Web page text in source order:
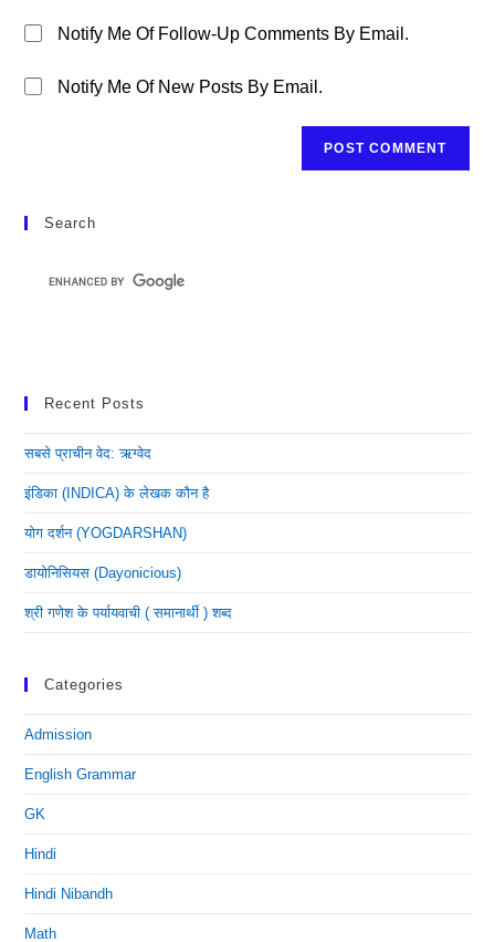
Notify Me Of Follow-Up Comments By Email.
Notify Me Of New Posts By Email.
Search
Recent Posts
सबसे प्राचीन वेद: ऋग्वेद
इंडिका (INDICA) के लेखक कौन है
योग दर्शन (YOGDARSHAN)
डायोनिसियस (dayonicious)
श्री गणेश के पर्यायवाची ( समानार्थी ) शब्द
Categories
Admission
English Grammar
GK
Hindi
Hindi Nibandh
Math